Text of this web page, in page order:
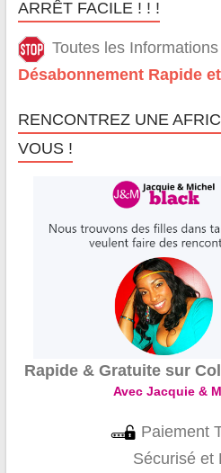
ARRÊT FACILE ! ! !
Toutes les
Désabonnement Rapide
RENCONTREZ UNE
VOUS !
Rapide & Gratuite sur
Avec Jacquie &
Paiement
Sécurisé et